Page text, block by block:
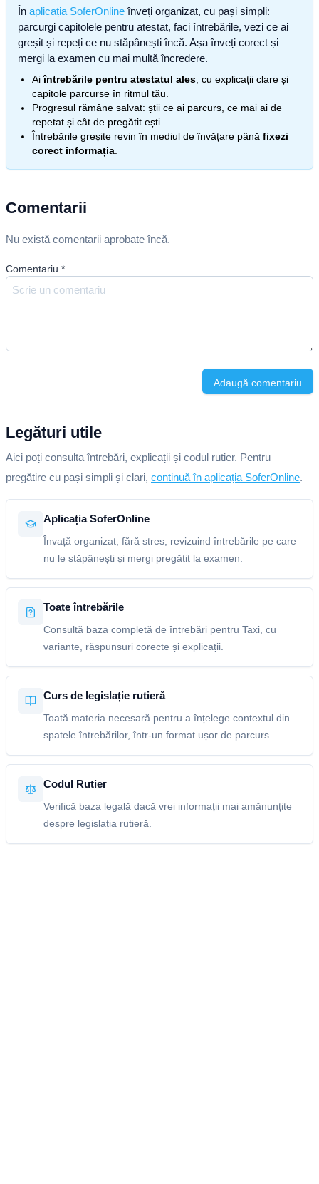
În aplicația SoferOnline înveți organizat, cu pași simpli:
parcurgi capitolele pentru atestat, faci întrebările, vezi ce ai
greșit și repeți ce nu stăpânești încă. Așa înveți corect și
mergi la examen cu mai multă încredere.
Aiîntrebările pentru atestatul ales , cu explicații clare și
capitole parcurse în ritmul tău.
Progresul rămâne salvat: știi ce ai parcurs, ce mai ai de
repetat și cât de pregătit ești.
Întrebările greșite revin în mediul de învățare până fixezi
corect informația
Comentarii
Nu există comentarii aprobate încă.
Comentariu *
Adaugă comentariu
Legături utile
Aici poți consulta întrebări, explicații și codul rutier. Pentru
pregătire cu pași simpli și clari, continuă în aplicația SoferOnline.
Aplicația SoferOnline
Învață organizat, fără stres, revizuind întrebările pe care
nu le stăpânești și mergi pregătit la examen.
Toate întrebările
Consultă baza completă de întrebări pentru Taxi, cu
variante, răspunsuri corecte și explicații.
Curs de legislație rutieră
Toată materia necesară pentru a înțelege contextul din
spatele întrebărilor, într-un format ușor de parcurs.
Codul Rutier
Verifică baza legală dacă vrei informații mai amănunțite
despre legislația rutieră.